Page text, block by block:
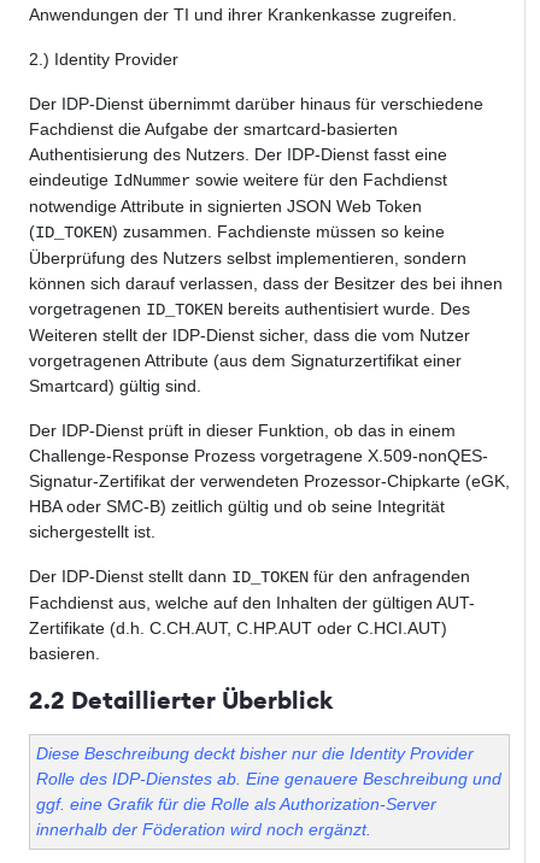
Anwendungen der TI und ihrer Krankenkasse zugreifen.
2.) Identity Provider
Der IDP-Dienst übernimmt darüber hinaus für verschiedene
Fachdienst die Aufgabe der smartcard-basierten
Authentisierung des Nutzers. Der IDP-Dienst fasst eine
eindeutige IdNummer sowie weitere für den Fachdienst
notwendige Attribute in signierten JSON Web Token
(ID_TOKEN) zusammen. Fachdienste müssen so keine
Überprüfung des Nutzers selbst implementieren, sondern
können sich darauf verlassen, dass der Besitzer des bei ihnen
vorgetragenen ID_TOKEN bereits authentisiert wurde. Des
Weiteren stellt der IDP-Dienst sicher, dass die vom Nutzer
vorgetragenen Attribute (aus dem Signaturzertifikat einer
Smartcard) gültig sind.
Der IDP-Dienst prüft in dieser Funktion, ob das in einem
Challenge-Response Prozess vorgetragene X.509-nonQES-
Signatur-Zertifikat der verwendeten Prozessor-Chipkarte (eGK,
HBA oder SMC-B) zeitlich gültig und ob seine Integrität
sichergestellt ist.
Der IDP-Dienst stellt dann ID_TOKEN für den anfragenden
Fachdienst aus, welche auf den Inhalten der gültigen AUT-
Zertifikate (d.h. C.CH.AUT, C.HP.AUT oder C.HCI.AUT)
basieren.
2.2 Detaillierter Überblick
Diese Beschreibung deckt bisher nur die Identity Provider
Rolle des IDP-Dienstes ab. Eine genauere Beschreibung und
ggf. eine Grafik für die Rolle als Authorization-Server
innerhalb der Föderation wird noch ergänzt.